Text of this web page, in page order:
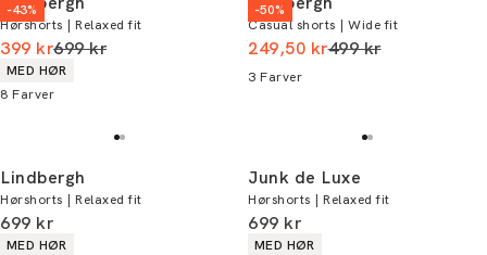
-43%
Hørshorts | Relaxed fit
399 krI alt (uden rabat)
699 kr
Produkt egenskaber
MED HØR
8 Farver
-50%
Casual shorts | Wide fit
249,50 krI alt (uden rabat)
499 kr
3 Farver
Lindbergh
Hørshorts | Relaxed fit
I alt (inkl. rabat)
699 kr
Produkt egenskaber
MED HØR
Junk de Luxe
Hørshorts | Relaxed fit
I alt (inkl. rabat)
699 kr
Produkt egenskaber
MED HØR